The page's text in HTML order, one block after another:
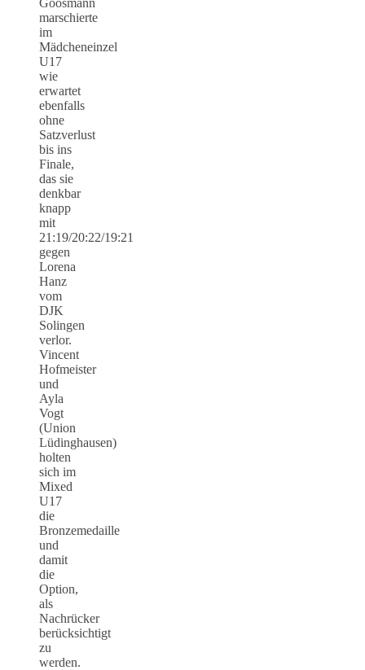
marschierte
im
Mädcheneinzel
U17
wie
erwartet
ebenfalls
ohne
Satzverlust
bis ins
Finale,
das sie
denkbar
knapp
mit
21:19/20:22/19:21
gegen
Lorena
Hanz
vom
DJK
Solingen
verlor.
Vincent
Hofmeister
und
Ayla
Vogt
(Union
Lüdinghausen)
holten
sich im
Mixed
U17
die
Bronzemedaille
und
damit
die
Option,
als
Nachrücker
berücksichtigt
zu
werden.